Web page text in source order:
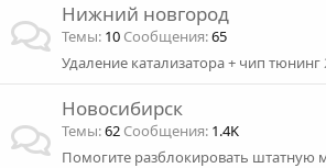
Нижний новгород
Темы 10 Сообщения 65
Удаление катализатора + чип тюнинг
Новосибирск
Темы 62 Сообщения 1.4K
Помогите разблокировать штатную